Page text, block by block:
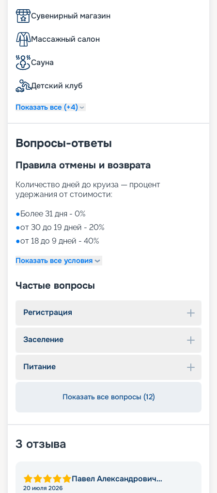
Сувенирный магазин
Массажный салон
Сауна
Детский клуб
Показать все (+4)
Вопросы-ответы
Правила отмены и возврата
Количество дней до круиза — процент
удержания от стоимости:
●Более 31 дня - 0%
●от 30 до 19 дней - 20%
●от 18 до 9 дней - 40%
Показать все условия
Частые вопросы
Регистрация
Заселение
Питание
Показать все вопросы (12)
3 отзыва
Павел Александрович
20 июля 2026